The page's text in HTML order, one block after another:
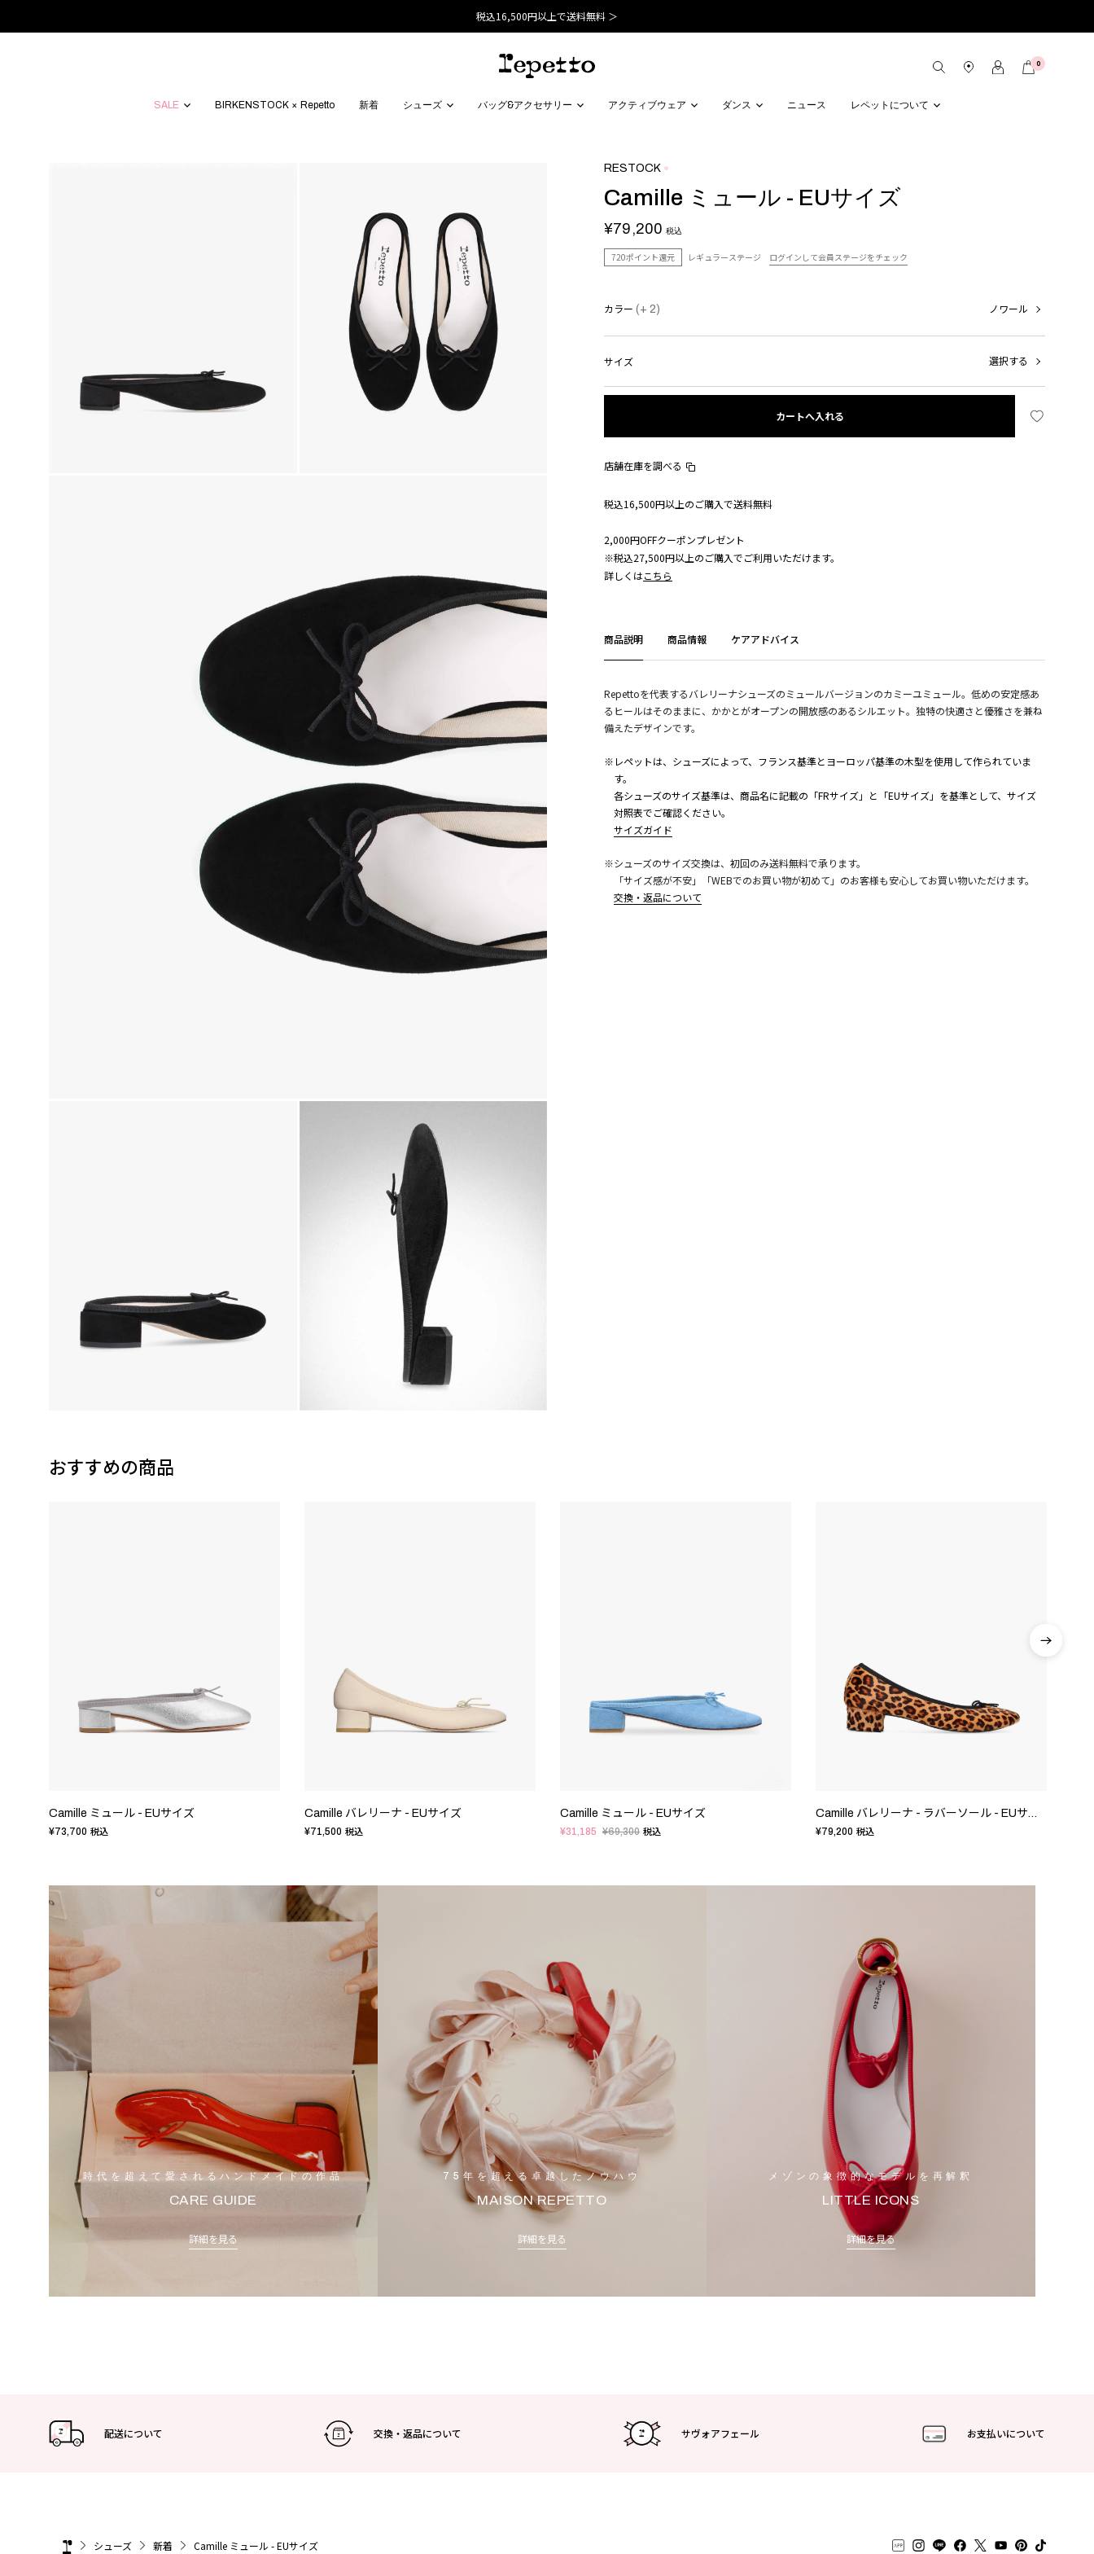
税込16,500円以上で送料無料 ＞
0
SALE BIRKENSTOCK × Repetto 新着 シューズ バッグ&アクセサリー アクティブウェア ダンス ニュース レペットについて
RESTOCK
Camille ミュール - EUサイズ
¥79,200 税込
720ポイント還元 レギュラーステージ ログインして会員ステージをチェック
カラー (+ 2) ノワール
サイズ 選択する
カートへ入れる
店舗在庫を調べる
税込16,500円以上のご購入で送料無料
2,000円OFFクーポンプレゼント
※税込27,500円以上のご購入でご利用いただけます。
詳しくはこちら
商品説明 商品情報 ケアアドバイス
Repettoを代表するバレリーナシューズのミュールバージョンのカミーユミュール。低めの安定感あ
るヒールはそのままに、かかとがオープンの開放感のあるシルエット。独特の快適さと優雅さを兼ね
備えたデザインです。
※レペットは、シューズによって、フランス基準とヨーロッパ基準の木型を使用して作られていま
す。
各シューズのサイズ基準は、商品名に記載の「FRサイズ」と「EUサイズ」を基準として、サイズ
対照表でご確認ください。
サイズガイド
※シューズのサイズ交換は、初回のみ送料無料で承ります。
「サイズ感が不安」「WEBでのお買い物が初めて」のお客様も安心してお買い物いただけます。
交換・返品について
こちら
おすすめの商品
Camille ミュール - EUサイズ
¥73,700 税込
Camille バレリーナ - EUサイズ
¥71,500 税込
Camille ミュール - EUサイズ
¥31,185 ¥69,300 税込
Camille バレリーナ - ラバーソール - EUサイズ
¥79,200 税込
時代を超えて愛されるハンドメイドの作品
CARE GUIDE
詳細を見る
75年を超える卓越したノウハウ
MAISON REPETTO
詳細を見る
メゾンの象徴的なモデルを再解釈
LITTLE ICONS
詳細を見る
配送について 交換・返品について サヴォアフェール お支払いについて
シューズ 新着 Camille ミュール - EUサイズ